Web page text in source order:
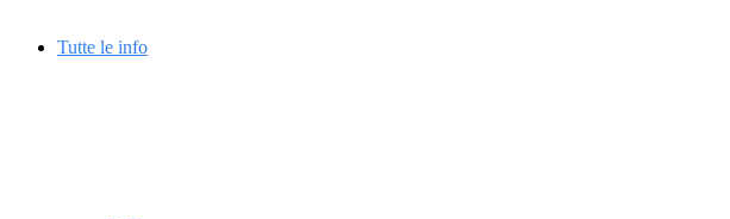
Tutte le info